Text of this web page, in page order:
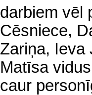
darbiem vēl
Cēsniece,
Zariņa, Ieva
Matīsa
caur